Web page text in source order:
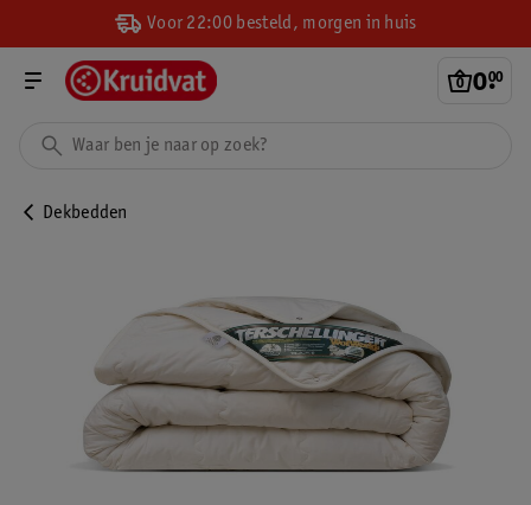
Voor 22:00 besteld, morgen in huis
0.
00
Dekbedden